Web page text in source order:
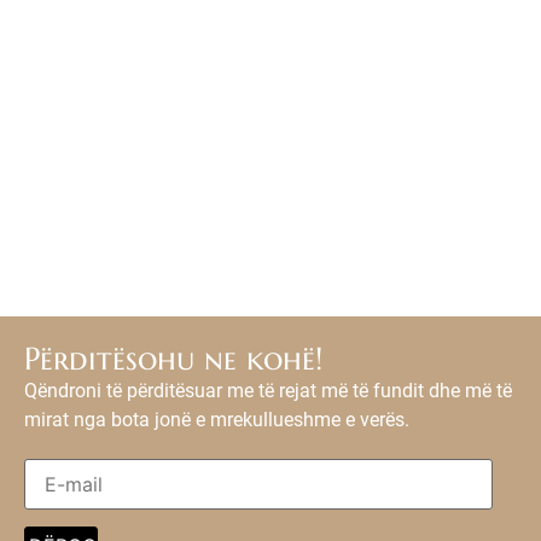
Përditësohu ne kohë!
Qëndroni të përditësuar me të rejat më të fundit dhe më të
mirat nga bota jonë e mrekullueshme e verës.